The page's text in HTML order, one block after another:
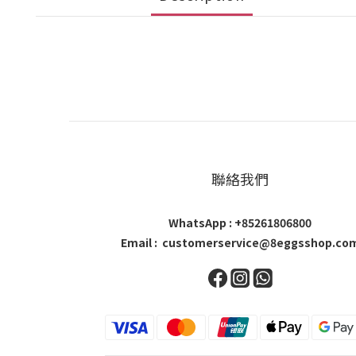
聯絡我們
WhatsApp : +85261806800
Email :